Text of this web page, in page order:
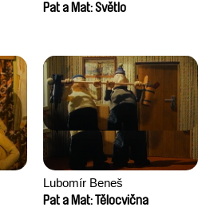
Pat a Mat: Světlo
Lubomír Beneš
Pat a Mat: Tělocvična